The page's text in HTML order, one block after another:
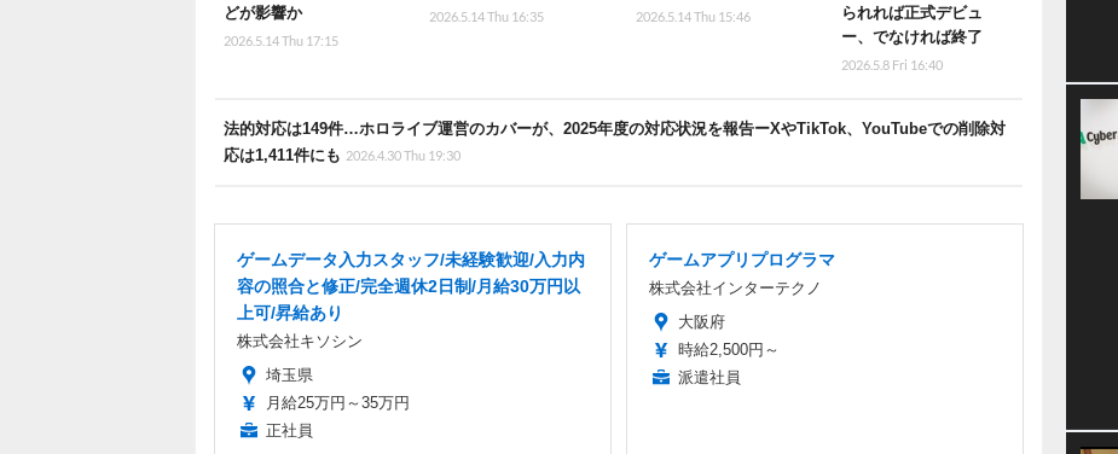
どが影響か
2026.5.14 Thu 17:15
2026.5.14 Thu 16:35 2026.5.14 Thu 15:46
られれば正式デビュ
ー、でなければ終了
2026.5.8 Fri 16:40
法的対応は149件…ホロライブ運営のカバーが、2025年度の対応状況を報告ーXやTikTok、YouTubeでの削除対
応は1,411件にも 2026.4.30 Thu 19:30
ゲームデータ入力スタッフ/未経験歓迎/入力内
容の照合と修正/完全週休2日制/月給30万円以
上可/昇給あり
株式会社キソシン
埼玉県
月給25万円～35万円
正社員
ゲームアプリプログラマ
株式会社インターテクノ
大阪府
時給2,500円～
派遣社員